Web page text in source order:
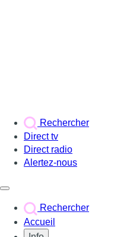
Rechercher
Direct tv
Direct radio
Alertez-nous
Rechercher
Accueil